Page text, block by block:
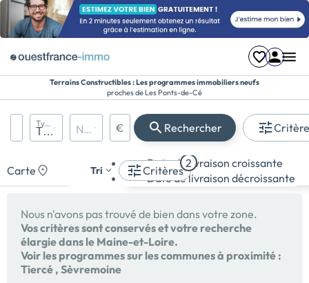
Terrains Constructibles : Les programmes immobiliers neufs
proches de Les Ponts-de-Cé
Région, département, ville, CP
Maison
Types de biens Nombre de pièces Prix maximum
€ Rechercher
Carte Critères
2
Tri
Date de livraison croissante
Date de livraison décroissante
Nous n'avons pas trouvé de bien dans votre zone.
Vos critères sont conservés et votre recherche
élargie dans le Maine-et-Loire.
Voir les programmes sur les communes à proximité :
Tiercé , Sèvremoine